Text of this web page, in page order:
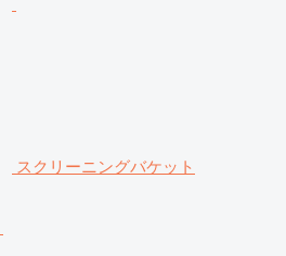
スクリーニングバケット